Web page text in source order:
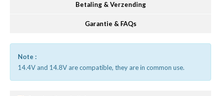
Betaling & Verzending
Garantie & FAQs
Note :
14.4V and 14.8V are compatible, they are in common use.